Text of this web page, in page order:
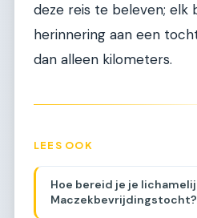
deze reis te beleven; elk
herinnering aan een
dan alleen kilometers.
LEES OOK
Hoe bereid je je
Maczekbevrijdingstocht?